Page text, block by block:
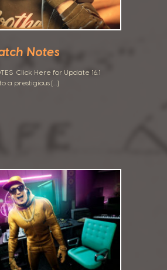
Notes
Click Here for Update 16.1
a prestigious […]